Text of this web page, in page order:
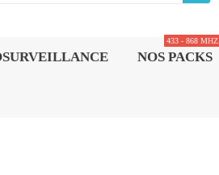
NOS PACKS
433 - 868 MHZ